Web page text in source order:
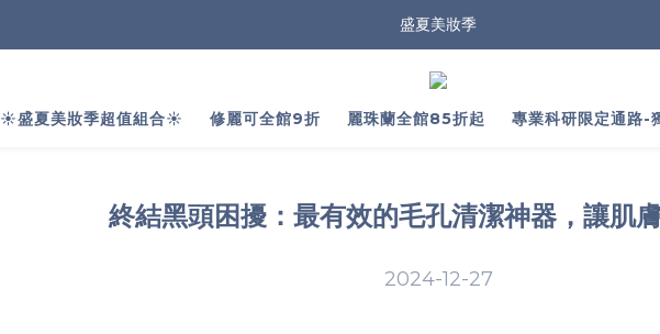
盛夏美妝季
☀️盛夏美妝季超值組合☀️ 修麗可全館9折 麗珠蘭全館85折起 專業科研限定通路-
終結黑頭困擾：最有效的毛孔清潔神器，讓肌
2024-12-27